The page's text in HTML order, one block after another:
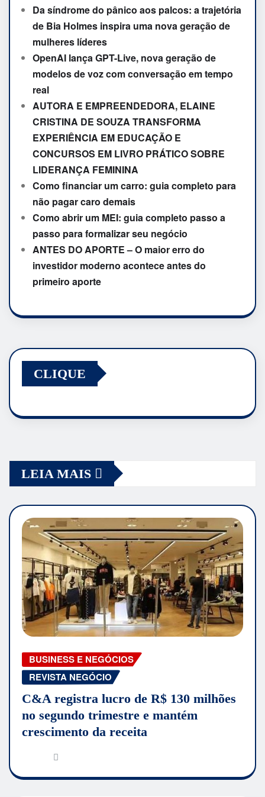
Da síndrome do pânico aos palcos: a trajetória
de Bia Holmes inspira uma nova geração de
mulheres líderes
OpenAI lança GPT-Live, nova geração de
modelos de voz com conversação em tempo
real
AUTORA E EMPREENDEDORA, ELAINE
CRISTINA DE SOUZA TRANSFORMA
EXPERIÊNCIA EM EDUCAÇÃO E
CONCURSOS EM LIVRO PRÁTICO SOBRE
LIDERANÇA FEMININA
Como financiar um carro: guia completo para
não pagar caro demais
Como abrir um MEI: guia completo passo a
passo para formalizar seu negócio
ANTES DO APORTE – O maior erro do
investidor moderno acontece antes do
primeiro aporte
CLIQUE
LEIA MAIS
BUSINESS E NEGÓCIOS
REVISTA NEGÓCIO
C&A registra lucro de R$ 130 milhões
no segundo trimestre e mantém
crescimento da receita